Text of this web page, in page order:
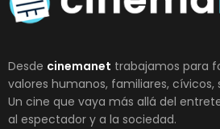
Desde cinemanet trabajamos para
valores humanos, familiares, cívicos,
Un cine que vaya más allá del
al espectador y a la sociedad.